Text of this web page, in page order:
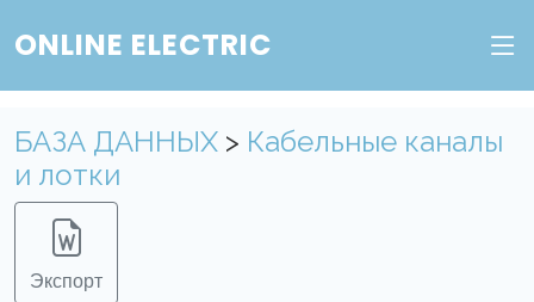
ONLINE ELECTRIC
БАЗА ДАННЫХ > Кабельные каналы
и лотки
Экспорт